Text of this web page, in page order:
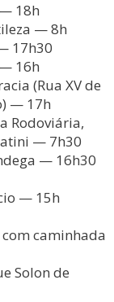
18h
— 8h
17h30
16h
(Rua XV de
— 17h
Rodoviária,
— 7h30
— 16h30
— 15h
caminhada
Solon de